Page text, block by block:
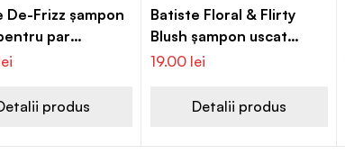
De-Frizz șampon
par
produs
Batiste Floral & Flirty
Blush șampon uscat
pentru volum și strălucire
19.00 lei
Detalii produs